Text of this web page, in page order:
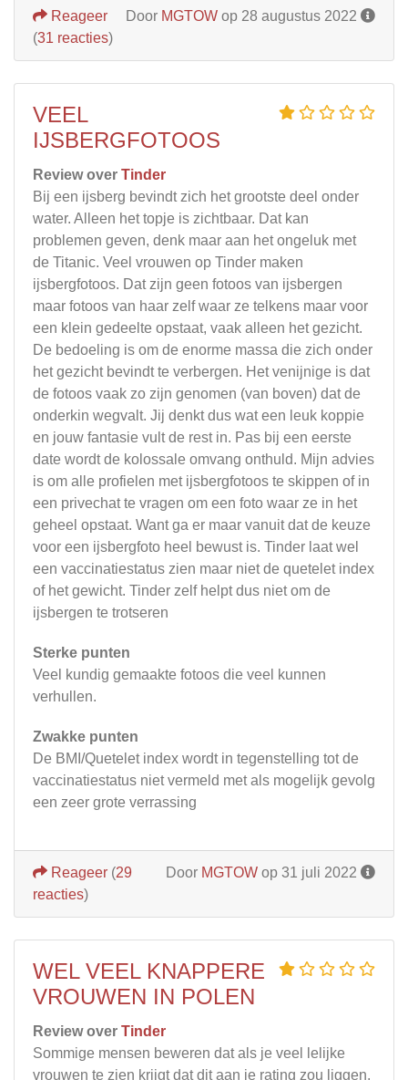
Door MGTOW op 28 augustus 2022
Reageer
(31 reacties)
VEEL
IJSBERGFOTOOS
Review over Tinder
Bij een ijsberg bevindt zich het grootste deel onder
water. Alleen het topje is zichtbaar. Dat kan
problemen geven, denk maar aan het ongeluk met
de Titanic. Veel vrouwen op Tinder maken
ijsbergfotoos. Dat zijn geen fotoos van ijsbergen
maar fotoos van haar zelf waar ze telkens maar voor
een klein gedeelte opstaat, vaak alleen het gezicht.
De bedoeling is om de enorme massa die zich onder
het gezicht bevindt te verbergen. Het venijnige is dat
de fotoos vaak zo zijn genomen (van boven) dat de
onderkin wegvalt. Jij denkt dus wat een leuk koppie
en jouw fantasie vult de rest in. Pas bij een eerste
date wordt de kolossale omvang onthuld. Mijn advies
is om alle profielen met ijsbergfotoos te skippen of in
een privechat te vragen om een foto waar ze in het
geheel opstaat. Want ga er maar vanuit dat de keuze
voor een ijsbergfoto heel bewust is. Tinder laat wel
een vaccinatiestatus zien maar niet de quetelet index
of het gewicht. Tinder zelf helpt dus niet om de
ijsbergen te trotseren
Sterke punten
Veel kundig gemaakte fotoos die veel kunnen
verhullen.
Zwakke punten
De BMI/Quetelet index wordt in tegenstelling tot de
vaccinatiestatus niet vermeld met als mogelijk gevolg
een zeer grote verrassing
Door MGTOW op 31 juli 2022
Reageer (29
reacties)
WEL VEEL KNAPPERE
VROUWEN IN POLEN
Review over Tinder
Sommige mensen beweren dat als je veel lelijke
vrouwen te zien krijgt dat dit aan je rating zou liggen.